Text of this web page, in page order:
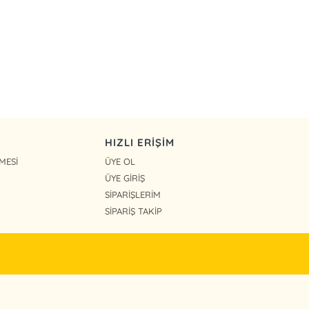
HIZLI ERİŞİM
ÜYE OL
ÜYE GİRİŞ
SİPARİŞLERİM
SİPARİŞ TAKİP